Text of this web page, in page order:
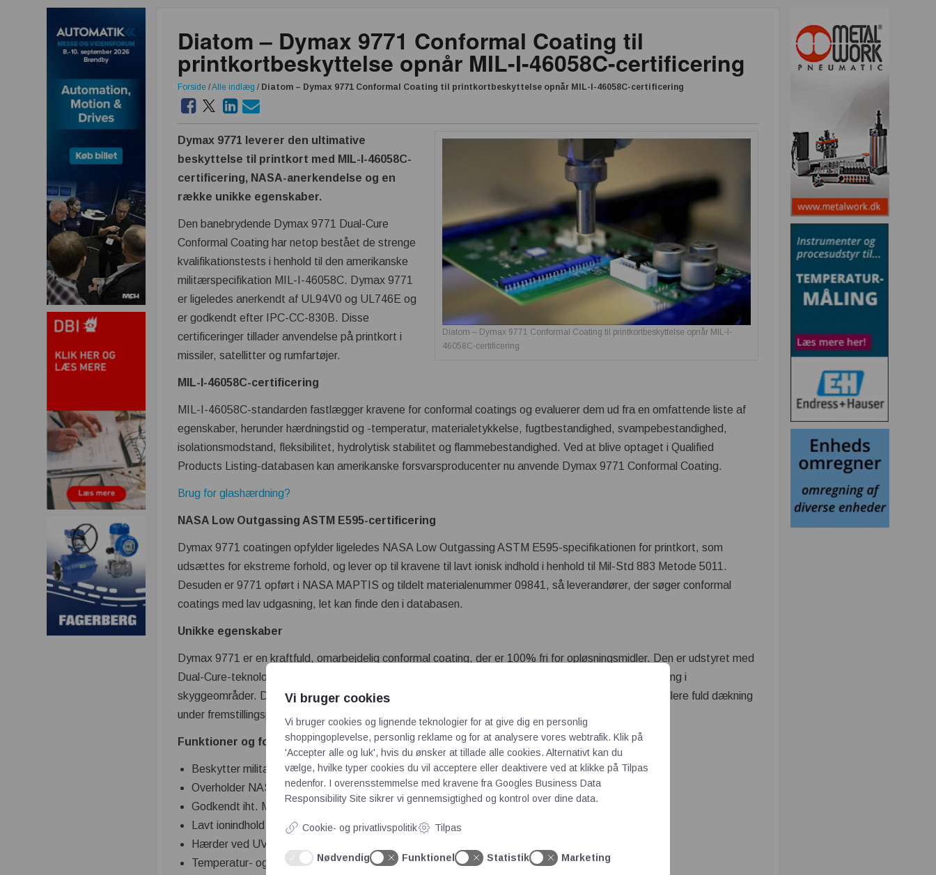
Diatom – Dymax 9771 Conformal Coating til
printkortbeskyttelse opnår MIL-I-46058C-certificering
Forside /Alle indlæg / Diatom – Dymax 9771 Conformal Coating til printkortbeskyttelse opnår MIL-I-46058C-certificering
Diatom – Dymax 9771 Conformal Coating til printkortbeskyttelse opnår MIL-I-
46058C-certificering
Dymax 9771 leverer den ultimative
beskyttelse til printkort med MIL-I-46058C-
certificering, NASA-anerkendelse og en
række unikke egenskaber.
Den banebrydende Dymax 9771 Dual-Cure
Conformal Coating har netop bestået de strenge
kvalifikationstests i henhold til den amerikanske
militærspecifikation MIL-I-46058C. Dymax 9771
er ligeledes anerkendt af UL94V0 og UL746E og
er godkendt efter IPC-CC-830B. Disse
certificeringer tillader anvendelse på printkort i
missiler, satellitter og rumfartøjer.
MIL-I-46058C-certificering
MIL-I-46058C-standarden fastlægger kravene for conformal coatings og evaluerer dem ud fra en omfattende liste af
egenskaber, herunder hærdningstid og -temperatur, materialetykkelse, fugtbestandighed, svampebestandighed,
isolationsmodstand, fleksibilitet, hydrolytisk stabilitet og flammebestandighed. Ved at blive optaget i Qualified
Products Listing-databasen kan amerikanske forsvarsproducenter nu anvende Dymax 9771 Conformal Coating.
Brug for glashærdning?
NASA Low Outgassing ASTM E595-certificering
Dymax 9771 coatingen opfylder ligeledes NASA Low Outgassing ASTM E595-specifikationen for printkort, som
udsættes for ekstreme forhold, og lever op til kravene til lavt ionisk indhold i henhold til Mil-Std 883 Metode 5011.
Desuden er 9771 opført i NASA MAPTIS og tildelt materialenummer 09841, så leverandører, der søger conformal
coatings med lav udgasning, let kan finde den i databasen.
Unikke egenskaber
Dymax 9771 er en kraftfuld, omarbejdelig conformal coating, der er 100% fri for opløsningsmidler. Den er udstyret med
Dual-Cure-teknologi og hærder således med både UV/synligt lys og fugt i luften, som muliggør hærdning i
skyggeområder. Den indeholder ligeledes et blåt fluorescerende sporstof, der gør det nemt at kontrollere fuld dækning
under fremstillingsprocessen.
Funktioner og fordele
Beskytter militær-, luft- og rumfartselektronik
Overholder NASA Low Outgassing ASTM E595
Godkendt iht. MIL-I-46058C, IPC-CC-830B, UL 94V-0 og UL 746-E
Lavt ionindhold
Hærder ved UV/synligt lys og fugt
Temperatur- og fugtighedsbestandig
Vi bruger cookies
Vi bruger cookies og lignende teknologier for at give dig en personlig
shoppingoplevelse, personlig reklame og for at analysere vores webtrafik. Klik på
'Accepter alle og luk', hvis du ønsker at tillade alle cookies. Alternativt kan du
vælge, hvilke typer cookies du vil acceptere eller deaktivere ved at klikke på Tilpas
nedenfor. I overensstemmelse med kravene fra Googles Business Data
Responsibility Site sikrer vi gennemsigtighed og kontrol over dine data.
Cookie- og privatlivspolitik Tilpas
Nødvendig Funktionel Statistik Marketing